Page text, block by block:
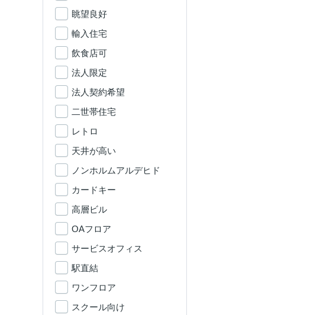
眺望良好
輸入住宅
飲食店可
法人限定
法人契約希望
二世帯住宅
レトロ
天井が高い
ノンホルムアルデヒド
カードキー
高層ビル
OAフロア
サービスオフィス
駅直結
ワンフロア
スクール向け